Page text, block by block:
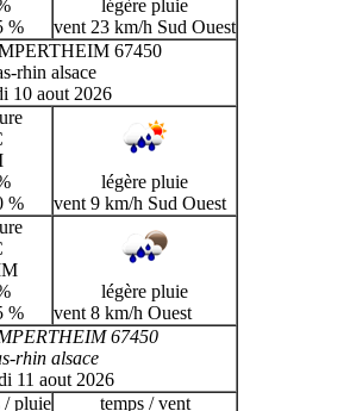
%
légère pluie
vent 23 km/h Sud Ouest
67450
rhin alsace
10 aout 2026
%
légère pluie
vent 9 km/h Sud Ouest
%
légère pluie
vent 8 km/h Ouest
67450
rhin alsace
11 aout 2026
/ pluie temps / vent